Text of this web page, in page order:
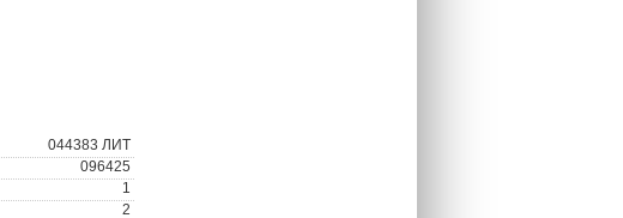
044383 ЛИТ
096425
1
2